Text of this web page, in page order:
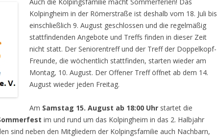
Kolpingheim in der Römerstraße ist deshalb vom 18. Juli bis
einschließlich 9. August geschlossen und die regelmäßig
stattfindenden Angebote und Treffs finden in dieser Zeit
nicht statt. Der Seniorentreff und der Treff der Doppelkopf-
Freunde, die wöchentlich stattfinden, starten wieder am
Montag, 10. August. Der Offener Treff öffnet ab dem 14.
August wieder jeden Freitag.
Am Samstag 15. August ab 18:00 Uhr startet die
im und rund um das Kolpingheim in das 2. Halbjahr
sind neben den Mitgliedern der Kolpingsfamilie auch Nachbarn,